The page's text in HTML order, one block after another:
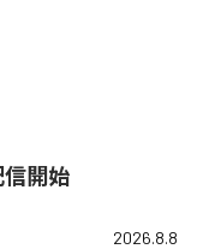
信開始
2026.8.8